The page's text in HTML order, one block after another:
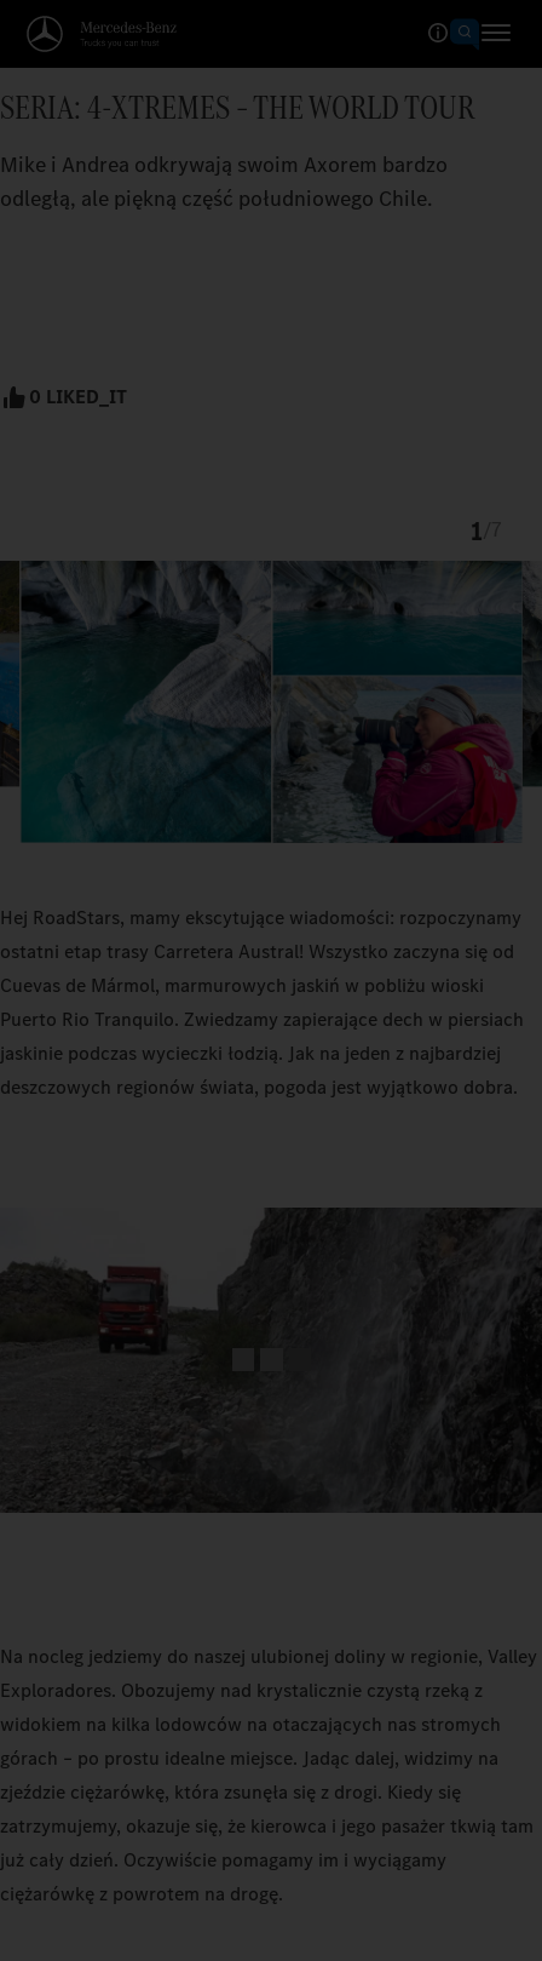
SERIA: 4-XTREMES – THE WORLD TOUR
Mike i Andrea odkrywają swoim Axorem bardzo
odległą, ale piękną część południowego Chile.
0 LIKED_IT
1
Hej RoadStars, mamy ekscytujące wiadomości: rozpoczynamy
ostatni etap trasy Carretera Austral! Wszystko zaczyna się od
Cuevas de Mármol, marmurowych jaskiń w pobliżu wioski
Puerto Rio Tranquilo. Zwiedzamy zapierające dech w piersiach
jaskinie podczas wycieczki łodzią. Jak na jeden z najbardziej
deszczowych regionów świata, pogoda jest wyjątkowo dobra.
Na nocleg jedziemy do naszej ulubionej doliny w regionie, Valley
Exploradores. Obozujemy nad krystalicznie czystą rzeką z
widokiem na kilka lodowców na otaczających nas stromych
górach – po prostu idealne miejsce. Jadąc dalej, widzimy na
zjeździe ciężarówkę, która zsunęła się z drogi. Kiedy się
zatrzymujemy, okazuje się, że kierowca i jego pasażer tkwią tam
już cały dzień. Oczywiście pomagamy im i wyciągamy
ciężarówkę z powrotem na drogę.